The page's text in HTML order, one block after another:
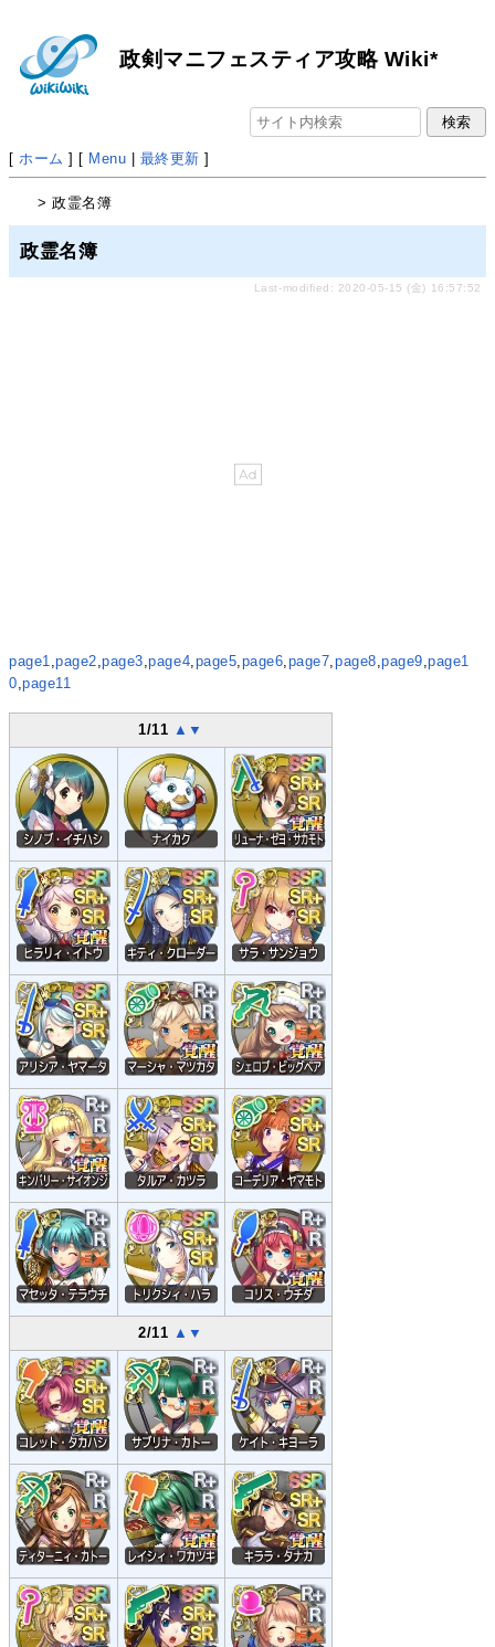
政剣マニフェスティア攻略 Wiki*
[ ホーム ] [ Menu | 最終更新 ]
> 政霊名簿
政霊名簿
Last-modified: 2020-05-15 (金) 16:57:52
page1,page2,page3,page4,page5,page6,page7,page8,page9,page1
0,page11
1/11 ▲ ▼
2/11 ▲ ▼